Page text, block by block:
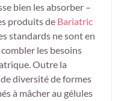
bien les absorber –
produits de Bariatric
standards ne sont en
les besoins
Outre la
diversité de formes
à mâcher au gélules